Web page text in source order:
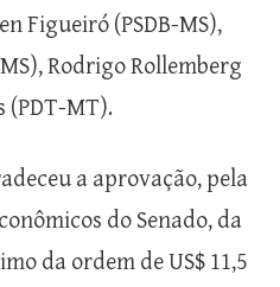
Figueiró (PSDB-MS),
Rodrigo Rollemberg
(PDT-MT).
a aprovação, pela
do Senado, da
da ordem de US$ 11,5